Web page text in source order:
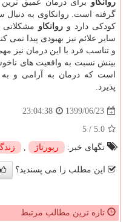
روانکاو برای درمان عمیق
گرفته است. روانکاوی به
کودکی دارد و روانکاو
سایر علائم نیز بهبودی پیدا نمی
و تناسب فرد با این درمان نیز
بینش نسبت به واقعیت های
است که درمان به آرامی و
پذیرد.
1399/06/23
23:04:38
5.0
/
5
تگهای خبر:
رپورتاژ ,
این مطلب را می پسندید؟
تازه ترین مطالب مرتبط